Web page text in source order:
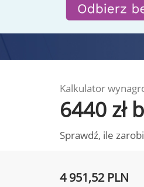
Kalkulator
6440 zł
Sprawdź, ile
4 951,52 PLN